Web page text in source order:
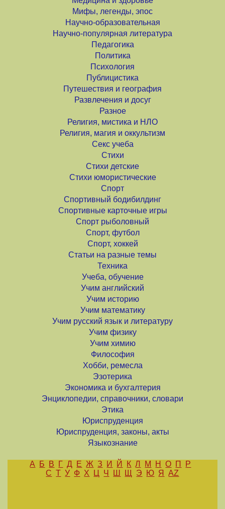
Мифы, легенды, эпос
Научно-образовательная
Научно-популярная литература
Педагогика
Политика
Психология
Публицистика
Путешествия и география
Развлечения и досуг
Разное
Религия, мистика и НЛО
Религия, магия и оккультизм
Секс учеба
Стихи
Стихи детские
Стихи юмористические
Спорт
Спортивный бодибилдинг
Спортивные карточные игры
Спорт рыболовный
Спорт, футбол
Спорт, хоккей
Статьи на разные темы
Техника
Учеба, обучение
Учим английский
Учим историю
Учим математику
Учим русский язык и литературу
Учим физику
Учим химию
Философия
Хобби, ремесла
Эзотерика
Экономика и бухгалтерия
Энциклопедии, справочники, словари
Этика
Юриспруденция
Юриспруденция, законы, акты
Языкознание
А Б В Г Д Е Ж З И Й К Л М Н О П
Р
С Т У Ф Х Ц Ч Ш Щ Э Ю Я AZ